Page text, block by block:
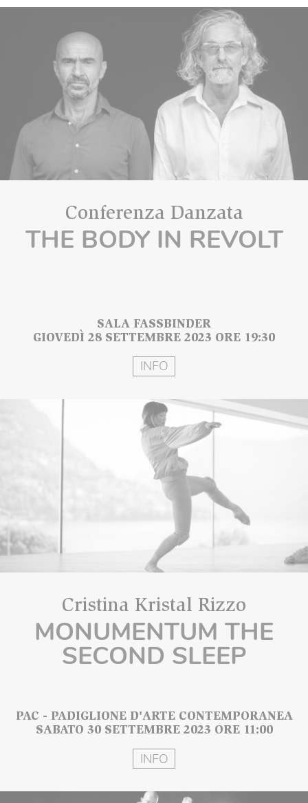
Conferenza Danzata
THE BODY IN REVOLT
SALA FASSBINDER
GIOVEDÌ 28 SETTEMBRE 2023 ORE 19:30
INFO
Cristina Kristal Rizzo
MONUMENTUM THE
SECOND SLEEP
PAC - PADIGLIONE D'ARTE CONTEMPORANEA
SABATO 30 SETTEMBRE 2023 ORE 11:00
INFO